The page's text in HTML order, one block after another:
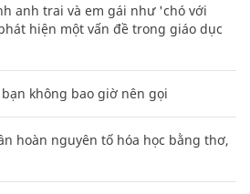
anh trai và em gái như 'chó với
hiện một vấn đề trong giáo dục
không bao giờ nên gọi
hoàn nguyên tố hóa học bằng thơ,